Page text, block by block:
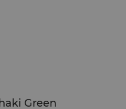
Green